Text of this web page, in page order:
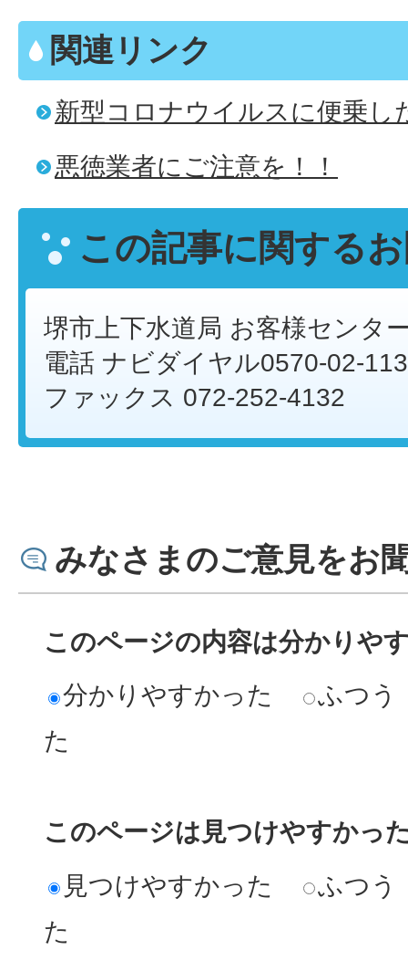
関連リンク
新型コロナウイルスに便乗し
悪徳業者にご注意を！！
この記事に関する
堺市上下水道局 お客様センタ
電話 ナビダイヤル0570-02-
ファックス 072-252-4132
みなさまのご意見をお
このページの内容は分かりや
分かりやすかった
ふつう
た
このページは見つけやすかっ
見つけやすかった
ふつう
た